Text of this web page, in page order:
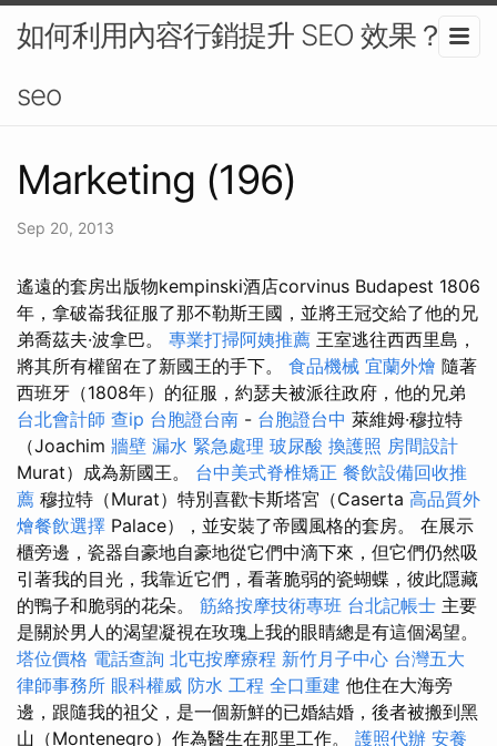
如何利用內容行銷提升 SEO 效果？-
seo
Marketing (196)
Sep 20, 2013
遙遠的套房出版物kempinski酒店corvinus Budapest 1806
年，拿破崙我征服了那不勒斯王國，並將王冠交給了他的兄
弟喬茲夫·波拿巴。 專業打掃阿姨推薦 王室逃往西西里島，
將其所有權留在了新國王的手下。 食品機械 宜蘭外燴 隨著
西班牙（1808年）的征服，約瑟夫被派往政府，他的兄弟
台北會計師 查ip 台胞證台南 - 台胞證台中 萊維姆·穆拉特
（Joachim 牆壁 漏水 緊急處理 玻尿酸 換護照 房間設計
Murat）成為新國王。 台中美式脊椎矯正 餐飲設備回收推
薦 穆拉特（Murat）特別喜歡卡斯塔宮（Caserta 高品質外
燴餐飲選擇 Palace），並安裝了帝國風格的套房。 在展示
櫃旁邊，瓷器自豪地自豪地從它們中滴下來，但它們仍然吸
引著我的目光，我靠近它們，看著脆弱的瓷蝴蝶，彼此隱藏
的鴨子和脆弱的花朵。 筋絡按摩技術專班 台北記帳士 主要
是關於男人的渴望凝視在玫瑰上我的眼睛總是有這個渴望。
塔位價格 電話查詢 北屯按摩療程 新竹月子中心 台灣五大
律師事務所 眼科權威 防水 工程 全口重建 他住在大海旁
邊，跟隨我的祖父，是一個新鮮的已婚結婚，後者被搬到黑
山（Montenegro）作為醫生在那里工作。 護照代辦 安養